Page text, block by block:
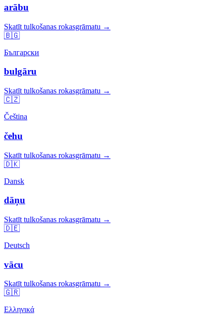
arābu
Skatīt tulkošanas rokasgrāmatu →
🇧🇬
Български
bulgāru
Skatīt tulkošanas rokasgrāmatu →
🇨🇿
Čeština
čehu
Skatīt tulkošanas rokasgrāmatu →
🇩🇰
Dansk
dāņu
Skatīt tulkošanas rokasgrāmatu →
🇩🇪
Deutsch
vācu
Skatīt tulkošanas rokasgrāmatu →
🇬🇷
Ελληνικά